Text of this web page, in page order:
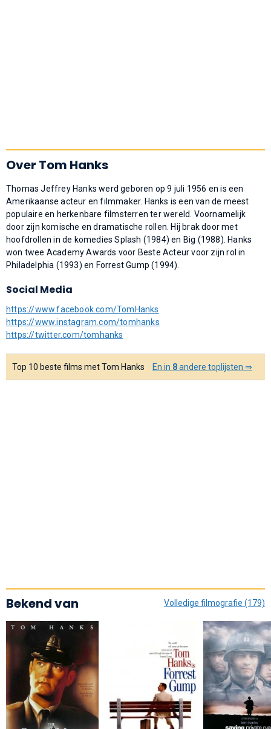
Over Tom Hanks
Thomas Jeffrey Hanks werd geboren op 9 juli 1956 en is een
Amerikaanse acteur en filmmaker. Hanks is een van de meest
populaire en herkenbare filmsterren ter wereld. Voornamelijk
door zijn komische en dramatische rollen. Hij brak door met
hoofdrollen in de komedies Splash (1984) en Big (1988). Hanks
won twee Academy Awards voor Beste Acteur voor zijn rol in
Philadelphia (1993) en Forrest Gump (1994).
Social Media
https://www.facebook.com/TomHanks
https://www.instagram.com/tomhanks
https://twitter.com/tomhanks
Top 10 beste films met Tom Hanks En in 8andere toplijsten ⇒
Bekend van Volledige filmografie (179)